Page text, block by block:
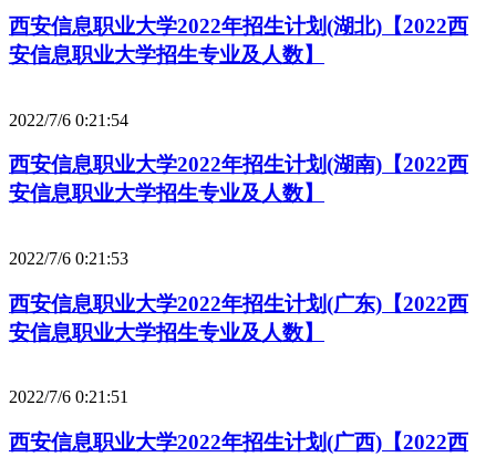
西安信息职业大学2022年招生计划(湖北)【2022西
安信息职业大学招生专业及人数】
2022/7/6 0:21:54
西安信息职业大学2022年招生计划(湖南)【2022西
安信息职业大学招生专业及人数】
2022/7/6 0:21:53
西安信息职业大学2022年招生计划(广东)【2022西
安信息职业大学招生专业及人数】
2022/7/6 0:21:51
西安信息职业大学2022年招生计划(广西)【2022西